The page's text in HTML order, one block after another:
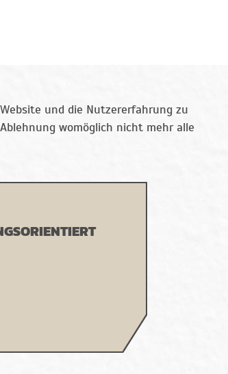
und die Nutzererfahrung zu
womöglich nicht mehr alle